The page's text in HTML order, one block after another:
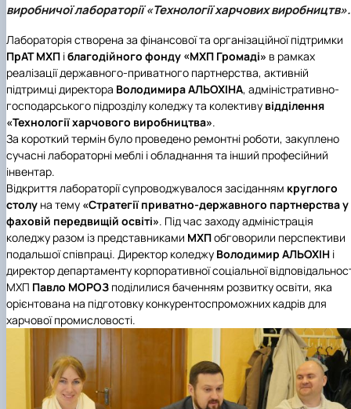
Іноземні мови
Їдальні та буфети
Центр вивчення мов
Психологічна підтримка
Рада молодих вчених
Стартап школа НУБіП України
Методичні рекомендації, пам'ятки
Патентно-ліцензійна діяльність
ЦКНО «Агропромисловий комплекс, лісове і
медицина»
Обладнання НУБіП України
Біоетична комісія
Досліднику та автору
Звіт про проведення НТЗ
Наукові журнали НУБіП України
Наукові журнали НУБіП України (English)
Пам'ятка про проведення науково-
заходів
Порядок планування та організації
проведення НТЗ
Монографії
Наука для бізнесу
Каталог наукових послуг
«SEB-2024»
«SEB-2025»
Наглядова рада
Благодійний фонд «Голосіївська ініціатива
2020»
Історія університету
Звіт ректора
Пам'яті захисників України
Почесні доктори і професори НУБіП України
Пресслужба
Університетський кур'єр
Вибори ректора
Програма розвитку університету
ініціатива – 2025»
Доступ до публічної інформації
Офіційна символіка
Антикорупційні заходи
Уповноважена особа з питань запобігання
виявлення корупції
Положення про антикорупційного
уповноваженого НУБіП України
Національні нормативно-правові акти
Нормативно-правові акти НУБіП України
Методичні роз’яснення НАЗК
Антикорупційні заходи
Гендерна радниця
Контактна інформація
виробничої лабораторії «Технології харчових виробництв».
Лабораторія створена за фінансової та організаційної підтримки
ПрАТ МХП іблагодійного фонду «МХП Громаді» в рамках
реалізації державного-приватного партнерства, активній
підтримці директора Володимира АЛЬОХІНА, адміністративно-
господарського підрозділу коледжу та колективу відділення
«Технології харчового виробництва».
За короткий термін було проведено ремонтні роботи, закуплено
сучасні лабораторні меблі і обладнання та інший професійний
інвентар.
Відкриття лабораторії супроводжувалося засіданням круглого
столу на тему «Стратегії приватно-державного партнерства у
фаховій передвищій освіті». Під час заходу адміністрація
коледжу разом із представниками МХПобговорили перспективи
подальшої співпраці. Директор коледжу Володимир АЛЬОХІН і
директор департаменту корпоративної соціальної
МХП Павло МОРОЗ поділилися баченням розвитку освіти, яка
орієнтована на підготовку конкурентоспроможних кадрів для
харчової промисловості.